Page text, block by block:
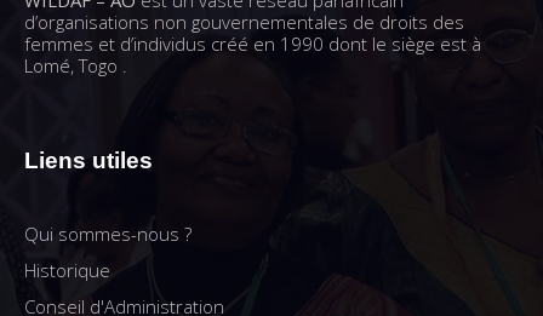
d’organisations non gouvernementales de droits des
femmes et d’individus créé en 1990 dont le siège est à
Lomé, Togo .
Liens utiles
Qui sommes-nous ?
Historique
Conseil d'Administration